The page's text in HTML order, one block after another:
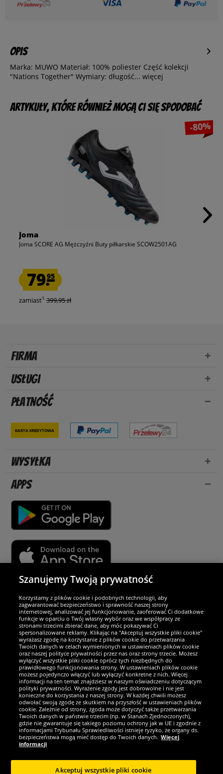
Opis
Marka: MUWO Materiał: 100% poliester Część kolekcji
"Nations Together" Wymiary: długość... więcej
Artykuły, które również mogą Ci się spodobać
-80%
Joma
Joma SCORE AG Mężczyźni Buty piłkarskie SCOW2501AG
79.95
zamiast1 399,95 zł
Firma
Usługi
Płatność
Karta kredytowa
Wysyłka
Apps
Partnerzy i bezpieczeństwo
Jesteśmy wyjątkowi
Zostań fanem SportRabat!
Szanujemy Twoją prywatność
Korzystamy z plików cookie i podobnych technologii, aby
zagwarantować bezpieczeństwo i sprawność naszej strony
internetowej, analizować jej funkcjonowanie, zaoferować Ci dodatkowe
funkcje w oparciu o Twój własny wybór oraz we współpracy ze
stronami trzecimi zbierać dane, aby móc pokazywać Ci
spersonalizowane reklamy. Klikając na "Akceptuj wszystkie pliki cookie"
wyrażasz zgodę na korzystanie z plików cookie do przetwarzania
Twoich danych w celach wymienionych w ustawieniach plików cookie
oraz naszej polityce prywatności przez nas oraz strony trzecie. Możesz
wyłączyć wszystkie pliki cookie oprócz tych niezbędnych do
prawidłowego funkcjonowania strony. W ustawieniach plików cookie
możesz pojedynczo włączyć lub wyłączyć konkretne z nich. Więcej
informacji na ten temat znajdziesz w naszym oświadczeniu dotyczącym
polityki prywatności. Wyrażenie zgody jest dobrowolne i nie jest
konieczne do korzystania z naszej strony. W każdej chwili możesz
odwołać swoją zgodę ze skutkiem na przyszłość w ustawieniach plików
cookie. Zależnie od strony, zgoda może dotyczyć także przetwarzania
Twoich danych w państwie trzecim (np. w Stanach Zjednoczonych),
gdzie nie gwarantuje się takiego poziomu ochrony jak w UE i zgodnie z
informacjami Trybunału Sprawiedliwości istnieje ryzyko, że organy ds.
bezpieczeństwa mogą mieć dostęp do Twoich danych. Więcej
informacji
Akceptuj wszystkie pliki cookie